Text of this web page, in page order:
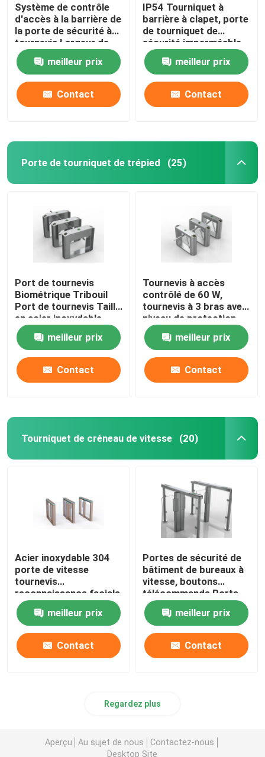
Système de contrôle
d'accès à la barrière de
la porte de sécurité à
tournevis Largeur de
passage 550 mm
meilleur prix
Contact
IP54 Tourniquet à
barrière à clapet, porte
de tourniquet de
sécurité imperméable
personnalisée
meilleur prix
Contact
Porte de tourniquet de trépied (25)
Port de tournevis
Biométrique Tribouil
Port de tournevis Taille
en acier inoxydable
220V 60kg Poids
meilleur prix
Contact
Tournevis à accès
contrôlé de 60 W,
tournevis à 3 bras avec
niveau de protection
IP54
meilleur prix
Contact
Tourniquet de créneau de vitesse (20)
Acier inoxydable 304
porte de vitesse
tournevis
reconnaissance faciale
contrôle d'accès
meilleur prix
Contact
Portes de sécurité de
bâtiment de bureaux à
vitesse, boutons
télécommande Porte
électronique à
tournevismeilleur prix
Contact
Regardez plus
Aperçu Au sujet de nous
Contactez-nous
Desktop Site